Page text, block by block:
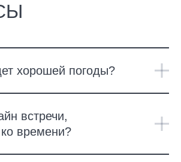
хорошей погоды?
встречи,
времени?